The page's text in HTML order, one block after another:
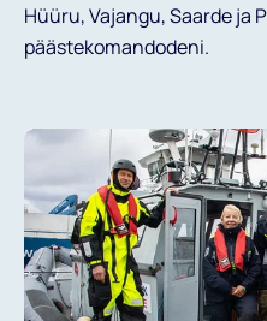
Hüüru, Vajangu, Saarde ja
päästekomandodeni.